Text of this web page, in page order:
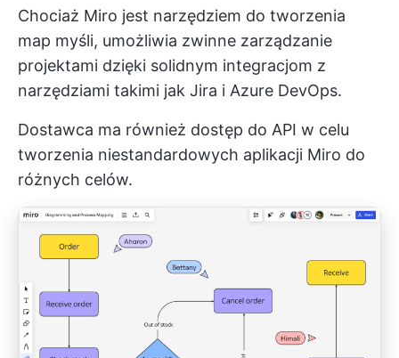
Chociaż Miro jest narzędziem do tworzenia
map myśli, umożliwia zwinne zarządzanie
projektami dzięki solidnym integracjom z
narzędziami takimi jak Jira i Azure DevOps.
Dostawca ma również dostęp do API w celu
tworzenia niestandardowych aplikacji Miro do
różnych celów.